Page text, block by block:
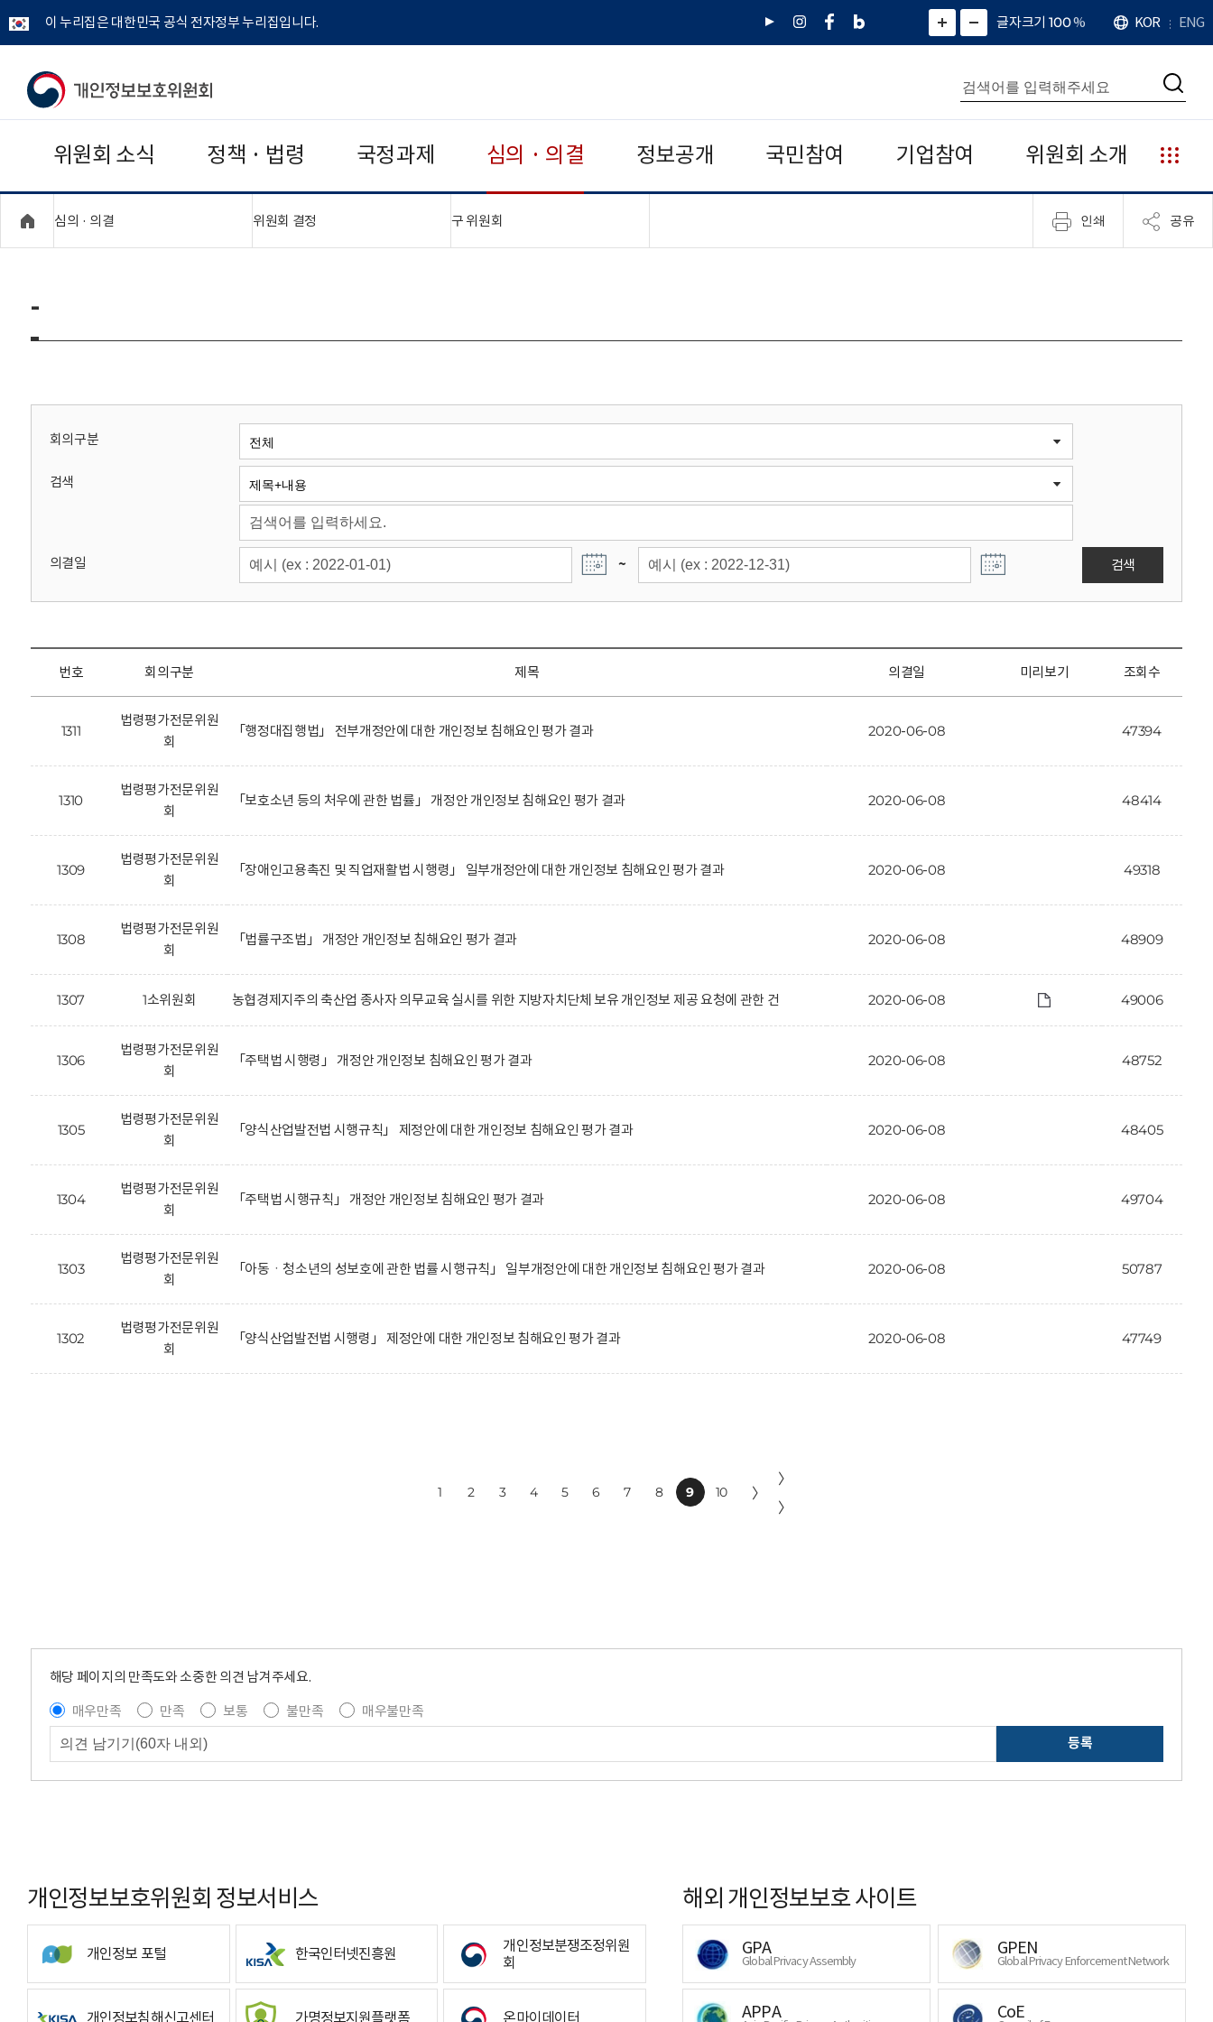
이 누리집은 대한민국 공식 전자정부 누리집입니다.
유
인
페
네
그
)
화
면
면
소
확
대
치
글자크기 100%
언
어
KOR ENG
개
보
보
위
회
통
합
검
색
검
위원회 소식 정책 · 법령 국정과제 심의 · 의결 정보공개 국민참여 기업참여 위원회 소개
누
리
집
안
심의 · 의결 위원회 결정 구 위원회 인쇄 공유
-
회의구분
검색
의결일 ~ 검색
번호 회의구분 제목 의결일 미리보기 조회수
1311
법령평가전문위원
회
「행정대집행법」 전부개정안에 대한 개인정보 침해요인 평가 결과 2020-06-08 47394
1310
법령평가전문위원
회
「보호소년 등의 처우에 관한 법률」 개정안 개인정보 침해요인 평가 결과 2020-06-08 48414
1309
법령평가전문위원
회
「장애인고용촉진 및 직업재활법 시행령」 일부개정안에 대한 개인정보 침해요인 평가 결과 2020-06-08 49318
1308
법령평가전문위원
회
「법률구조법」 개정안 개인정보 침해요인 평가 결과 2020-06-08 48909
1307 1소위원회 농협경제지주의 축산업 종사자 의무교육 실시를 위한 지방자치단체 보유 개인정보 제공 요청에 관한 건 2020-06-08 49006
1306
법령평가전문위원
회
「주택법 시행령」 개정안 개인정보 침해요인 평가 결과 2020-06-08 48752
1305
법령평가전문위원
회
「양식산업발전법 시행규칙」 제정안에 대한 개인정보 침해요인 평가 결과 2020-06-08 48405
1304
법령평가전문위원
회
「주택법 시행규칙」 개정안 개인정보 침해요인 평가 결과 2020-06-08 49704
1303
법령평가전문위원
회
「아동ㆍ청소년의 성보호에 관한 법률 시행규칙」 일부개정안에 대한 개인정보 침해요인 평가 결과 2020-06-08 50787
1302
법령평가전문위원
회
「양식산업발전법 시행령」 제정안에 대한 개인정보 침해요인 평가 결과 2020-06-08 47749
1 2 3 4 5 6 7 8 9 10 〉
〉
〉
해당 페이지의 만족도와 소중한 의견 남겨주세요.
매우만족
만족 보통 불만족
매우불만족
등록
개인정보보호위원회 정보서비스
개인정보 포털 한국인터넷진흥원
개인정보분쟁조정위원
회
개인정보침해신고센터 가명정보지원플랫폼 온마이데이터
해외 개인정보보호 사이트
GPA
Global Privacy Assembly
GPEN
Global Privacy Enforcement Network
APPA CoE